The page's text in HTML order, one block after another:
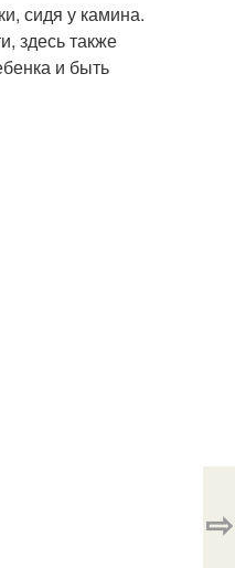
сидя у камина.
здесь также
и быть
⇨